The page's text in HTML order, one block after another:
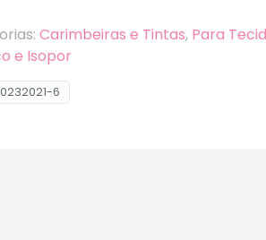
Carimbeiras e Tintas, Para
e Isopor
6